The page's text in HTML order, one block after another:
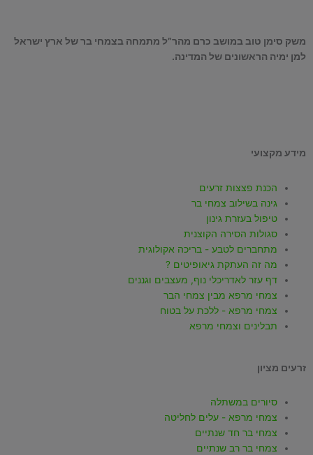
משק סימן טוב במושב כרם מהר”ל מתמחה בצמחי בר של ארץ ישראל
למן ימיה הראשונים של המדינה.
a
c
e
b
o
o
k
-
f
u
t
u
b
e
s
t
a
g
r
m
s
a
p
k
מידע מקצועי
הכנת פצצות זרעים
גינה בשילוב צמחי בר
טיפול בעזרת גינון
סגולות הסירה הקוצנית
מתחברים לטבע - בריכה אקולוגית
מה זה העתקת גיאופיטים ?
דף עזר לאדריכלי נוף, מעצבים וגננים
צמחי מרפא מבין צמחי הבר
צמחי מרפא - ללכת על בטוח
תבלינים וצמחי מרפא
זרעים מציון
סיורים במשתלה
צמחי מרפא - עלים לחליטה
צמחי בר חד שנתיים
צמחי בר רב שנתיים